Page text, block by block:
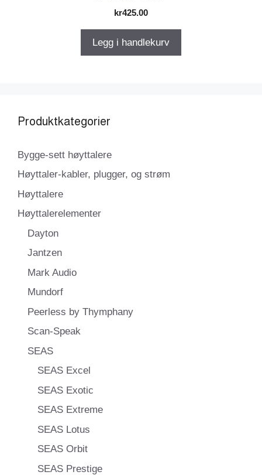
kr425.00
Legg i handlekurv
Produktkategorier
Bygge-sett høyttalere
Høyttaler-kabler, plugger, og strøm
Høyttalere
Høyttalerelementer
Dayton
Jantzen
Mark Audio
Mundorf
Peerless by Thymphany
Scan-Speak
SEAS
SEAS Excel
SEAS Exotic
SEAS Extreme
SEAS Lotus
SEAS Orbit
SEAS Prestige